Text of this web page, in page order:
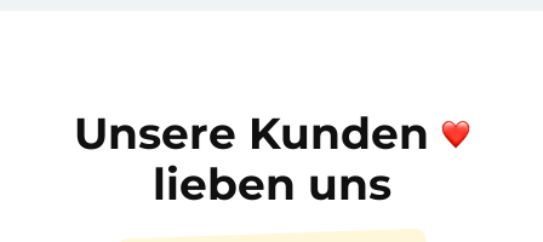
Unsere Kunden
lieben uns